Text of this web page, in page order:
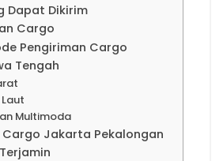
Dapat Dikirim
Cargo
Pengiriman Cargo
Tengah
Multimoda
Cargo Jakarta Pekalongan